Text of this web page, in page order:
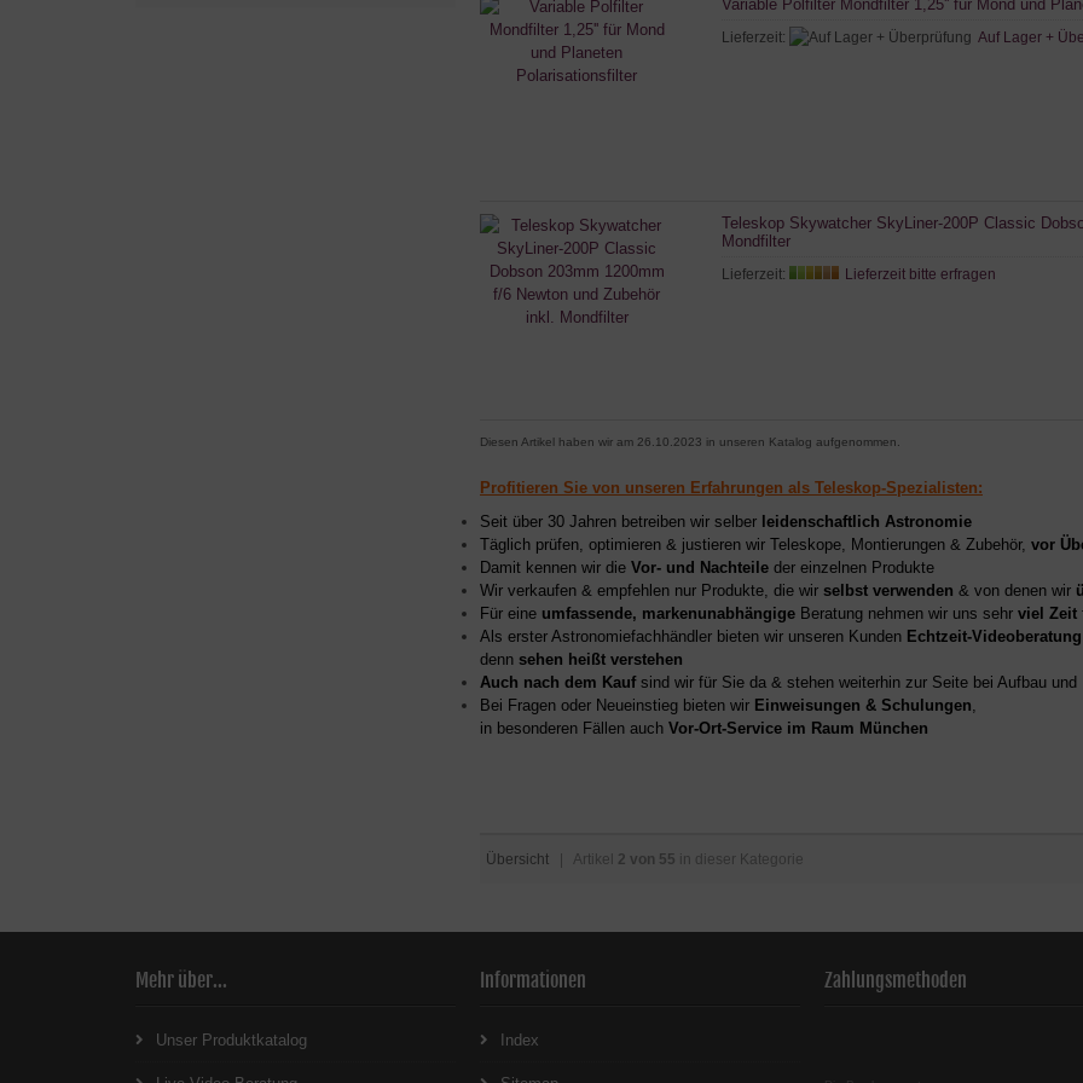
Variable Polfilter Mondfilter 1,25'' für Mond und
Lieferzeit: Auf Lager +
Teleskop Skywatcher SkyLiner-200P Classic
Mondfilter
Lieferzeit: Lieferzeit bitte erfragen
Diesen Artikel haben wir am 26.10.2023 in unseren Katalog aufgenommen.
Profitieren Sie von unseren Erfahrungen als Teleskop-Spezialisten:
Seit über 30 Jahren betreiben wir selber leidenschaftlich Astronomie
Täglich prüfen, optimieren & justieren wir Teleskope, Montierungen & Zubehör, vor
Damit kennen wir die Vor- und Nachteile der einzelnen Produkte
Wir verkaufen & empfehlen nur Produkte, die wir selbst verwenden & von denen wir
Für eine umfassende, markenunabhängige Beratung nehmen wir uns sehr viel Zeit
Als erster Astronomiefachhändler bieten wir unseren Kunden Echtzeit-Videoberatung
denn sehen heißt verstehen
Auch nach dem Kaufsind wir für Sie da & stehen weiterhin zur Seite bei Aufbau und
Bei Fragen oder Neueinstieg bieten wir Einweisungen & Schulungen
in besonderen Fällen auch Vor-Ort-Service im Raum München
Übersicht | Artikel 2 von 55 in dieser Kategorie
Mehr über...
Unser Produktkatalog
Informationen
Index
Zahlungsmethoden